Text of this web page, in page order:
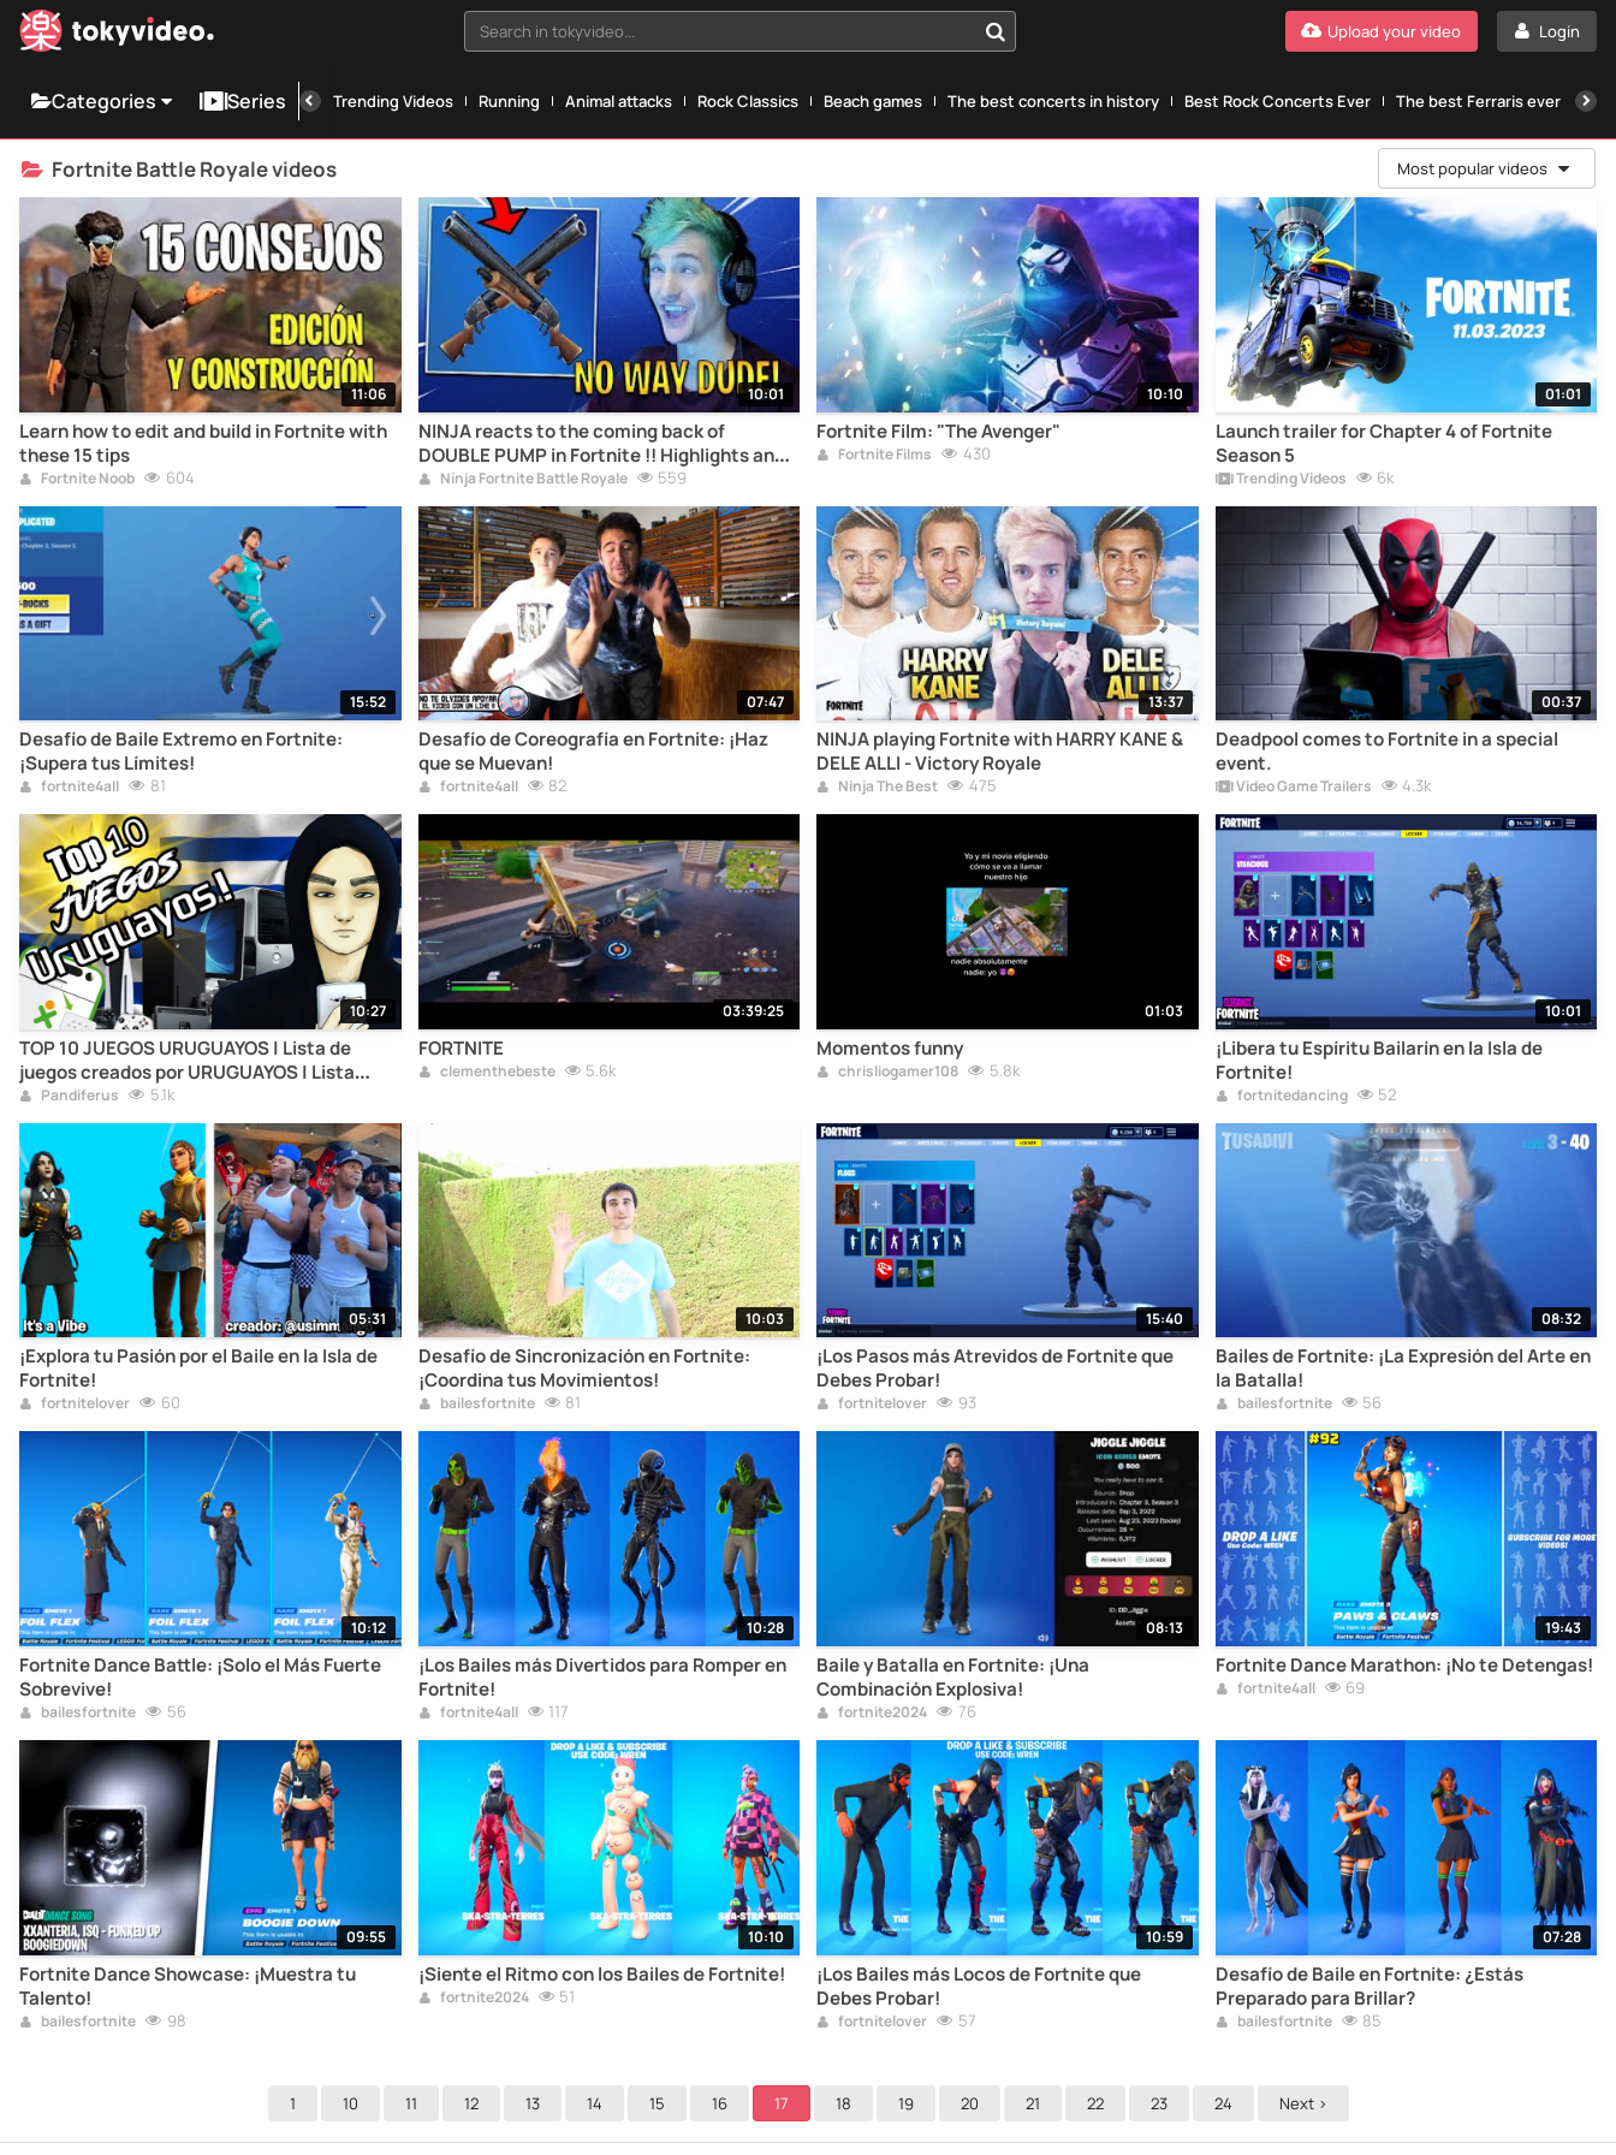
Search in tokyvideo... Login
Upload your video
Categories Series Trending Videos Running Animal attacks Rock Classics Beach games The best concerts in history Best Rock Concerts Ever The best Ferraris ever
Fortnite Battle Royale videos Most popular videos
11:06
Learn how to edit and build in Fortnite with
these 15 tips
Fortnite Noob 604
10:01
NINJA reacts to the coming back of
DOUBLE PUMP in Fortnite !! Highlights and
funny moments!
Ninja Fortnite Battle Royale 559
10:10
Fortnite Film: "The Avenger"
Fortnite Films 430
01:01
Launch trailer for Chapter 4 of Fortnite
Season 5
Trending Videos 6k
15:52
Desafío de Baile Extremo en Fortnite:
¡Supera tus Límites!
fortnite4all 81
07:47
Desafío de Coreografía en Fortnite: ¡Haz
que se Muevan!
fortnite4all 82
13:37
NINJA playing Fortnite with HARRY KANE &
DELE ALLI - Victory Royale
Ninja The Best 475
00:37
Deadpool comes to Fortnite in a special
event.
Video Game Trailers 4.3k
10:27
TOP 10 JUEGOS URUGUAYOS | Lista de
juegos creados por URUGUAYOS | Lista
Juegos desde los 80s a 2025
Pandiferus 5.1k
03:39:25
FORTNITE
clementhebeste 5.6k
01:03
Momentos funny
chrisliogamer108 5.8k
10:01
¡Libera tu Espíritu Bailarín en la Isla de
Fortnite!
fortnitedancing 52
05:31
¡Explora tu Pasión por el Baile en la Isla de
Fortnite!
fortnitelover 60
10:03
Desafío de Sincronización en Fortnite:
¡Coordina tus Movimientos!
bailesfortnite 81
15:40
¡Los Pasos más Atrevidos de Fortnite que
Debes Probar!
fortnitelover 93
08:32
Bailes de Fortnite: ¡La Expresión del Arte en
la Batalla!
bailesfortnite 56
10:12
Fortnite Dance Battle: ¡Solo el Más Fuerte
Sobrevive!
bailesfortnite 56
10:28
¡Los Bailes más Divertidos para Romper en
Fortnite!
fortnite4all 117
08:13
Baile y Batalla en Fortnite: ¡Una
Combinación Explosiva!
fortnite2024 76
19:43
Fortnite Dance Marathon: ¡No te Detengas!
fortnite4all 69
09:55
Fortnite Dance Showcase: ¡Muestra tu
Talento!
bailesfortnite 98
10:10
¡Siente el Ritmo con los Bailes de Fortnite!
fortnite2024 51
10:59
¡Los Bailes más Locos de Fortnite que
Debes Probar!
fortnitelover 57
07:28
Desafío de Baile en Fortnite: ¿Estás
Preparado para Brillar?
bailesfortnite 85
1 10 11 12 13 14 15 16 17 18 19 20 21 22 23 24 Next >